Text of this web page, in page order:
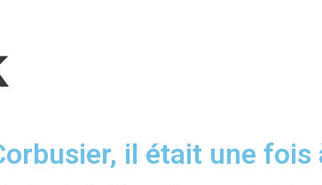
il était une fois